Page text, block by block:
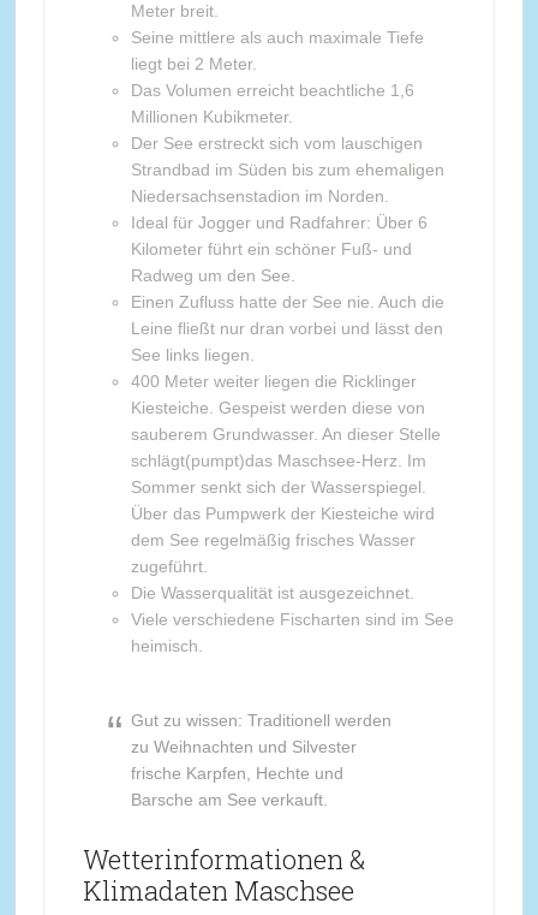
Meter breit.
Seine mittlere als auch maximale Tiefe
liegt bei 2 Meter.
Das Volumen erreicht beachtliche 1,6
Millionen Kubikmeter.
Der See erstreckt sich vom lauschigen
Strandbad im Süden bis zum ehemaligen
Niedersachsenstadion im Norden.
Ideal für Jogger und Radfahrer: Über 6
Kilometer führt ein schöner Fuß- und
Radweg um den See.
Einen Zufluss hatte der See nie. Auch die
Leine fließt nur dran vorbei und lässt den
See links liegen.
400 Meter weiter liegen die Ricklinger
Kiesteiche. Gespeist werden diese von
sauberem Grundwasser. An dieser Stelle
schlägt(pumpt)das Maschsee-Herz. Im
Sommer senkt sich der Wasserspiegel.
Über das Pumpwerk der Kiesteiche wird
dem See regelmäßig frisches Wasser
zugeführt.
Die Wasserqualität ist ausgezeichnet.
Viele verschiedene Fischarten sind im See
heimisch.
Gut zu wissen: Traditionell werden
zu Weihnachten und Silvester
frische Karpfen, Hechte und
Barsche am See verkauft.
Wetterinformationen &
Klimadaten Maschsee